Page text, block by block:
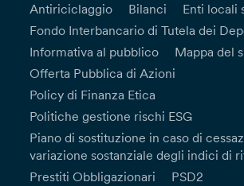
Antiriciclaggio
Bilanci
Enti locali
Fondo Interbancario di Tutela dei
Informativa al pubblico
Mappa del
Offerta Pubblica di Azioni
Policy di Finanza Etica
Politiche gestione rischi ESG
Piano di sostituzione in caso di
variazione sostanziale degli indici di
Prestiti Obbligazionari
PSD2